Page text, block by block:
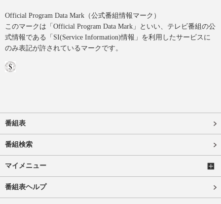
Official Program Data Mark（公式番組情報マーク）
このマークは「Official Program Data Mark」といい、テレビ番組の公
式情報である「SI(Service Information)情報」を利用したサービスに
のみ表記が許されているマークです。
番組表
番組検索
マイメニュー
番組表ヘルプ